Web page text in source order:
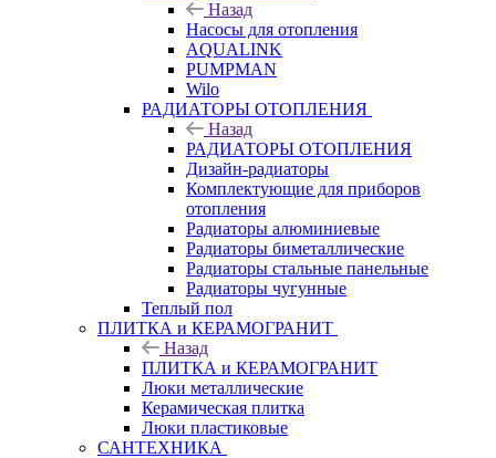
Назад
Насосы для отопления
AQUALINK
PUMPMAN
Wilo
РАДИАТОРЫ ОТОПЛЕНИЯ
Назад
РАДИАТОРЫ ОТОПЛЕНИЯ
Дизайн-радиаторы
Комплектующие для приборов
отопления
Радиаторы алюминиевые
Радиаторы биметаллические
Радиаторы стальные панельные
Радиаторы чугунные
Теплый пол
ПЛИТКА и КЕРАМОГРАНИТ
Назад
ПЛИТКА и КЕРАМОГРАНИТ
Люки металлические
Керамическая плитка
Люки пластиковые
САНТЕХНИКА